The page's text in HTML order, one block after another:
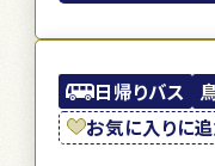
日帰りバス
お気に入りに